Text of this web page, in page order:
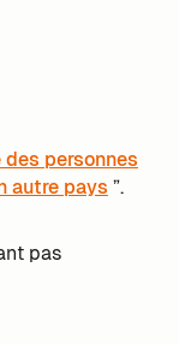
des personnes
autre pays ”.
pas